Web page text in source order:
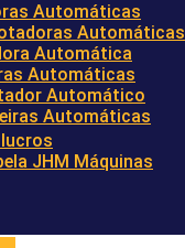
Automáticas
Automáticas
Automática
Automáticas
Automático
Automáticas
JHM Máquinas